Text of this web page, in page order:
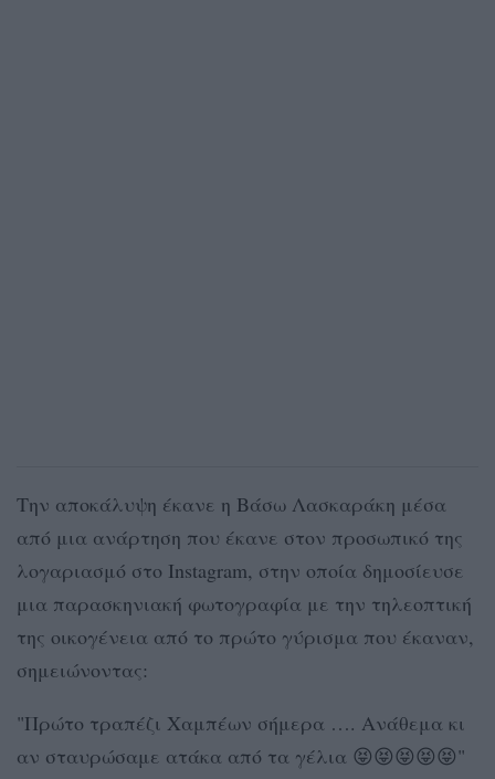
Την αποκάλυψη έκανε η Βάσω Λασκαράκη μέσα
από μια ανάρτηση που έκανε στον προσωπικό της
λογαριασμό στο Instagram, στην οποία δημοσίευσε
μια παρασκηνιακή φωτογραφία με την τηλεοπτική
της οικογένεια από το πρώτο γύρισμα που έκαναν,
σημειώνοντας:
"Πρώτο τραπέζι Χαμπέων σήμερα …. Ανάθεμα κι
αν σταυρώσαμε ατάκα από τα γέλια 😝😝😝😝😝"